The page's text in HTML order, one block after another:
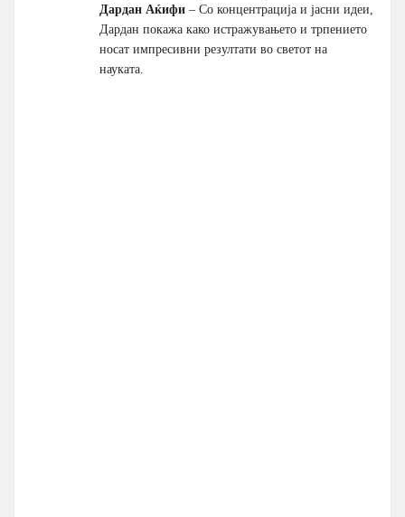
Дардан Аќифи – Со концентрација и јасни идеи,
Дардан покажа како истражувањето и трпението
носат импресивни резултати во светот на
науката.